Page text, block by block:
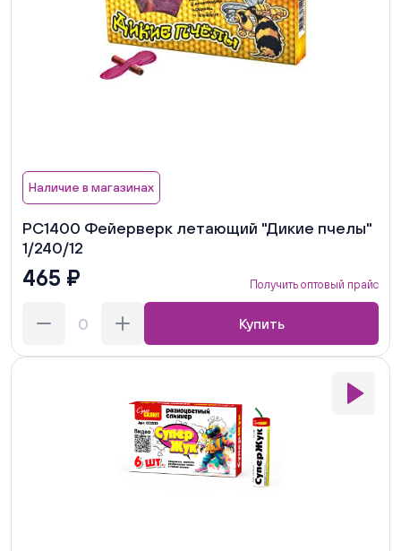
Наличие в магазинах
РС1400 Фейерверк летающий "Дикие пчелы"
1/240/12
465 ₽ Получить оптовый прайс
Купить